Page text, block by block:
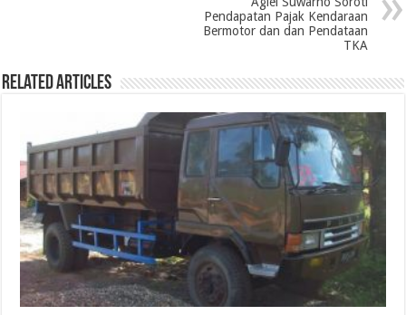
Pendapatan Pajak Kendaraan
Bermotor dan dan Pendataan
TKA
Related Articles